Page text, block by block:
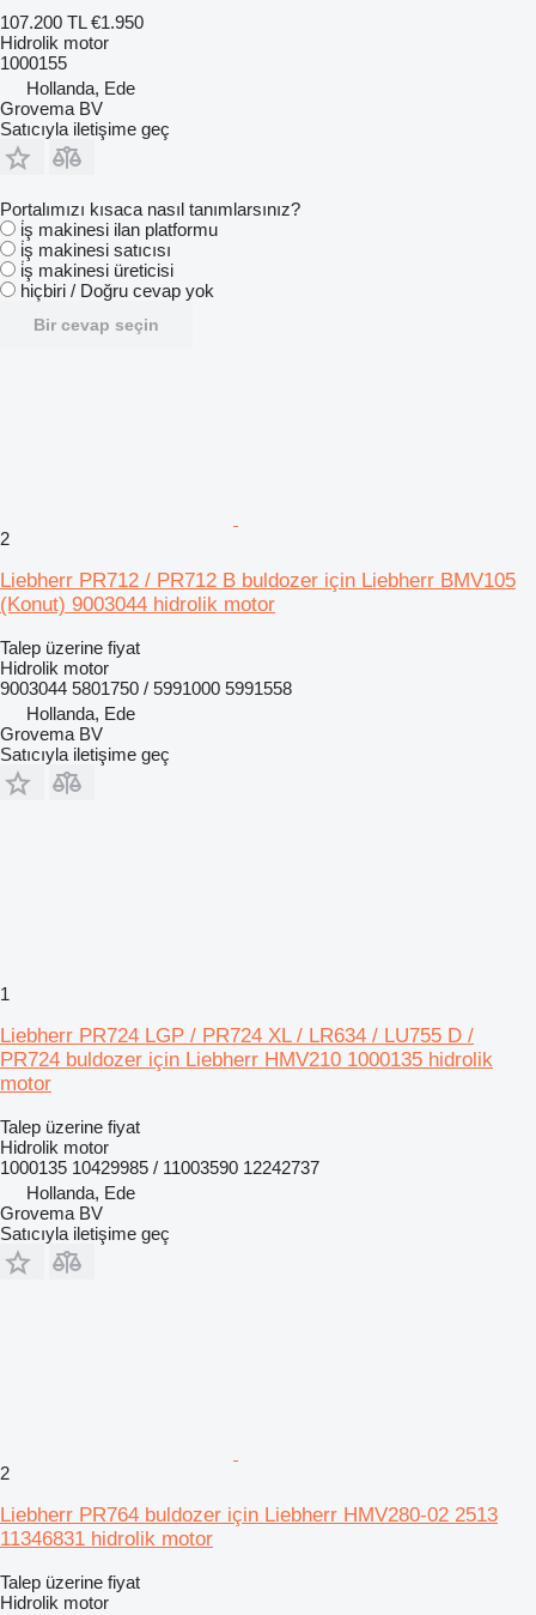
107.200 TL €1.950
Hidrolik motor
1000155
Hollanda, Ede
Grovema BV
Satıcıyla iletişime geç
Portalımızı kısaca nasıl tanımlarsınız?
i̇ş makinesi ilan platformu
i̇ş makinesi satıcısı
i̇ş makinesi üreticisi
hiçbiri / Doğru cevap yok
Bir cevap seçin
2
Liebherr PR712 / PR712 B buldozer için Liebherr BMV105
(Konut) 9003044 hidrolik motor
Talep üzerine fiyat
Hidrolik motor
9003044 5801750 / 5991000 5991558
Hollanda, Ede
Grovema BV
Satıcıyla iletişime geç
1
Liebherr PR724 LGP / PR724 XL / LR634 / LU755 D /
PR724 buldozer için Liebherr HMV210 1000135 hidrolik
motor
Talep üzerine fiyat
Hidrolik motor
1000135 10429985 / 11003590 12242737
Hollanda, Ede
Grovema BV
Satıcıyla iletişime geç
2
Liebherr PR764 buldozer için Liebherr HMV280-02 2513
11346831 hidrolik motor
Talep üzerine fiyat
Hidrolik motor